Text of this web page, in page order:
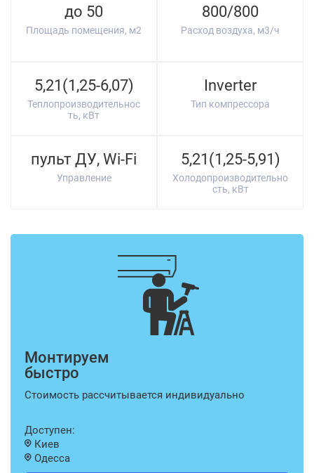
до 50
Площадь помещения, м2
800/800
Расход воздуха, м3/ч
5,21(1,25-6,07)
Теплопроизводительнос
ть, кВт
Inverter
Тип компрессора
пульт ДУ, Wi-Fi
Управление
5,21(1,25-5,91)
Холодопроизводительно
сть, кВт
Монтируем
быстро
Стоимость рассчитывается индивидуально
Доступен:
Киев
Одесса